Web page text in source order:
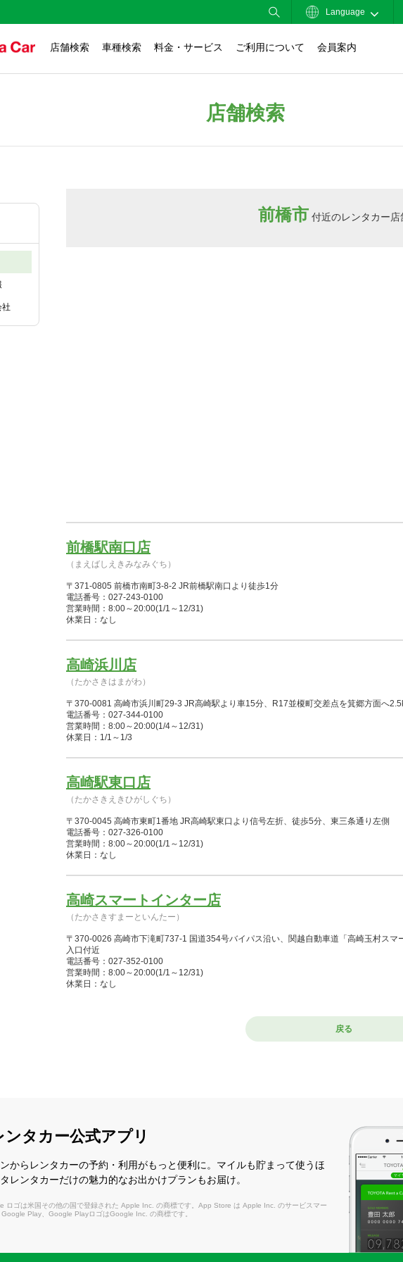
Language
店舗検索 車種検索 料金・サービス ご利用について 会員案内
店舗検索
前橋市 付近のレンタカー店
前橋駅南口店
（まえばしえきみなみぐち）
〒371-0805 前橋市南町3-8-2 JR前橋駅南口より徒歩1分
電話番号：027-243-0100
営業時間：8:00～20:00(1/1～12/31)
休業日：なし
高崎浜川店
（たかさきはまがわ）
〒370-0081 高崎市浜川町29-3 JR高崎駅より車15分、R17並榎町交差点を箕郷方面へ
電話番号：027-344-0100
営業時間：8:00～20:00(1/4～12/31)
休業日：1/1～1/3
高崎駅東口店
（たかさきえきひがしぐち）
〒370-0045 高崎市東町1番地 JR高崎駅東口より信号左折、徒歩5分、東三条通り左側
電話番号：027-326-0100
営業時間：8:00～20:00(1/1～12/31)
休業日：なし
高崎スマートインター店
（たかさきすまーといんたー）
〒370-0026 高崎市下滝町737-1 国道354号バイパス沿い、関越自動車道「高崎玉村スマ
入口付近
電話番号：027-352-0100
営業時間：8:00～20:00(1/1～12/31)
休業日：なし
伊勢崎駅北口店
（いせさきえききたぐち）
〒372-0056 伊勢崎市喜多町94-1 JR両毛線・東武伊勢崎線伊勢崎駅北口より徒歩1分
営業時間：8:00～20:00(1/1～12/31)
休業日：なし
戻る
ンタカー公式アプリ
からレンタカーの予約・利用がもっと便利に。マイルも貯まって使うほ
レンタカーだけの魅力的なお出かけプランもお届け。
ロゴは米国その他の国で登録された Apple Inc. の商標です。App Store は Apple Inc. のサービスマー
Play、Google PlayロゴはGoogle Inc. の商標です。